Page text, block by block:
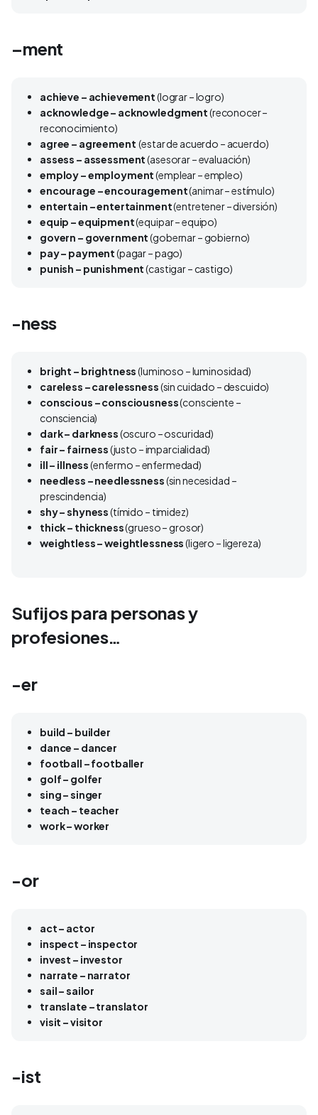
–ment
achieve – achievement(lograr – logro)
acknowledge – acknowledgment(reconocer –
reconocimiento)
agree – agreement(estar de acuerdo – acuerdo)
assess – assessment(asesorar – evaluación)
employ – employment(emplear – empleo)
encourage – encouragement(animar – estímulo)
entertain – entertainment(entretener – diversión)
equip – equipment(equipar – equipo)
govern – government(gobernar – gobierno)
pay – payment(pagar – pago)
punish – punishment(castigar – castigo)
-ness
bright – brightness(luminoso – luminosidad)
careless – carelessness(sin cuidado – descuido)
conscious – consciousness(consciente –
consciencia)
dark – darkness(oscuro – oscuridad)
fair – fairness(justo – imparcialidad)
ill – illness(enfermo – enfermedad)
needless – needlessness(sin necesidad –
prescindencia)
shy – shyness(tímido – timidez)
thick – thickness(grueso – grosor)
weightless – weightlessness(ligero – ligereza)
Sufijos para personas y
profesiones…
-er
build – builder
dance – dancer
football – footballer
golf – golfer
sing – singer
teach – teacher
work – worker
-or
act – actor
inspect – inspector
invest – investor
narrate – narrator
sail – sailor
translate – translator
visit – visitor
-ist